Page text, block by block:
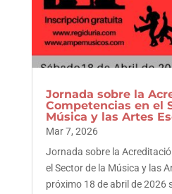
Jornada sobre la
Competencias en el
Música y las Artes
Mar 7, 2026
Jornada sobre la
el Sector de la Música y
próximo 18 de abril de 2026